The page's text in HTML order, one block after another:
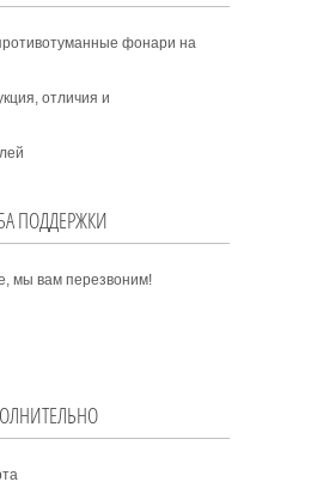
фонари на
отличия и
ПОДДЕРЖКИ
мы вам перезвоним!